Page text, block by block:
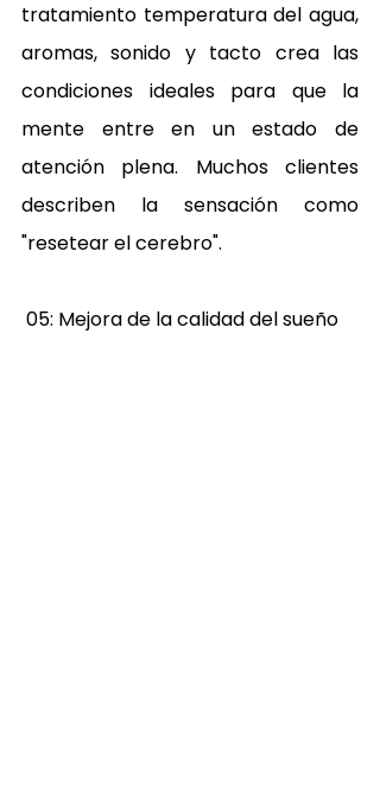
tratamiento temperatura del agua,
aromas, sonido y tacto crea las
condiciones ideales para que la
mente entre en un estado de
atención plena. Muchos clientes
describen la sensación como
"resetear el cerebro".
05: Mejora de la calidad del sueño